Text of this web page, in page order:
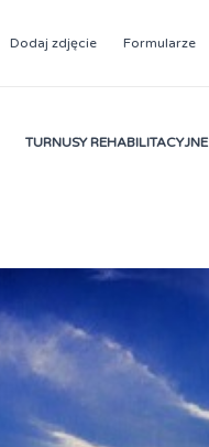
Dodaj zdjęcie Formularze
TURNUSY REHABILITACYJNE